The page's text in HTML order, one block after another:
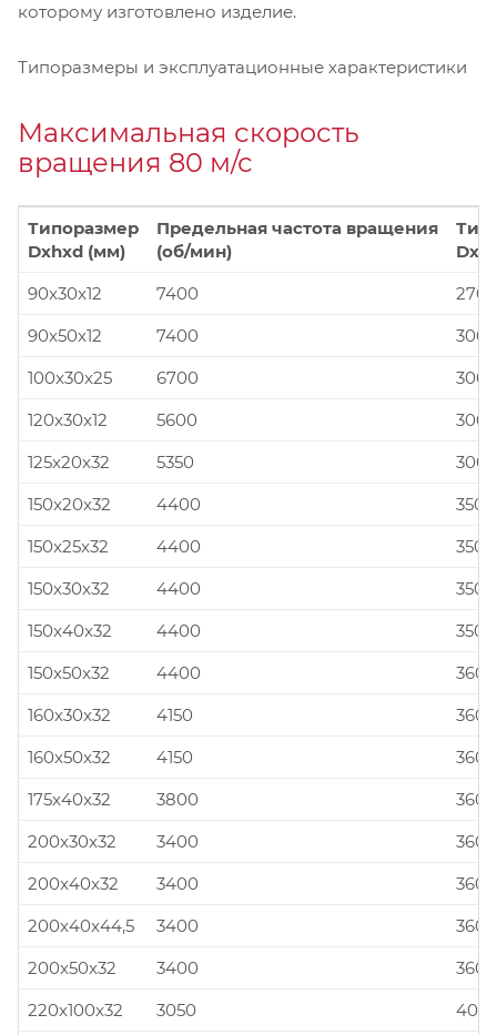
которому изготовлено изделие.
Типоразмеры и эксплуатационные характеристики
Максимальная скорость
вращения 80 м/с
Типоразмер
Dxhxd (мм)
Предельная частота вращения
(об/мин)
90x30x12
7400
90x50x12
7400
100x30x25
6700
120x30x12
5600
125x20x32
5350
150x20x32
4400
150x25x32
4400
150x30x32
4400
150x40x32
4400
150x50x32
4400
160x30x32
4150
160x50x32
4150
175x40x32
3800
200x30x32
3400
200x40x32
3400
200x40x44,5
3400
200x50x32
3400
220x100x32
3050